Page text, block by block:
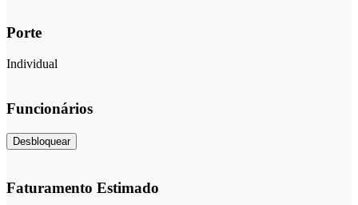
Porte
Individual
Funcionários
Desbloquear
Faturamento Estimado